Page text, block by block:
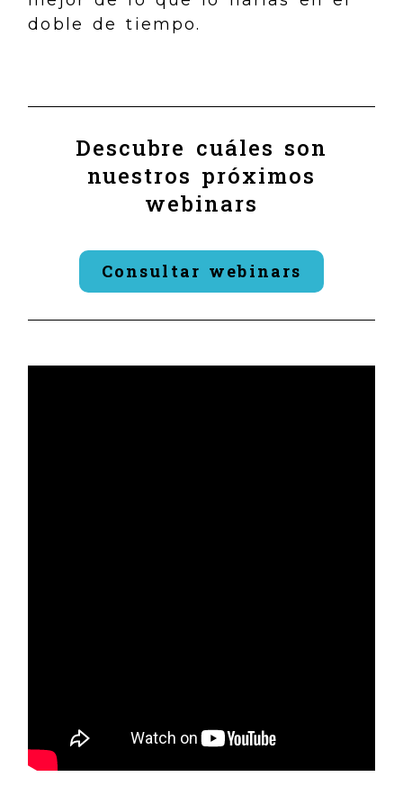
doble de tiempo.
Descubre cuáles son
nuestros próximos
webinars
Consultar webinars